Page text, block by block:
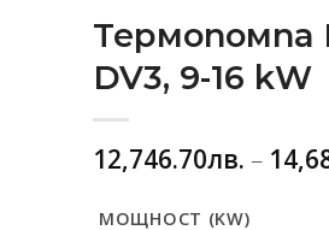
Термопомпа
DV3, 9-16 kW
12,746.70лв. –
МОЩНОСТ (KW)